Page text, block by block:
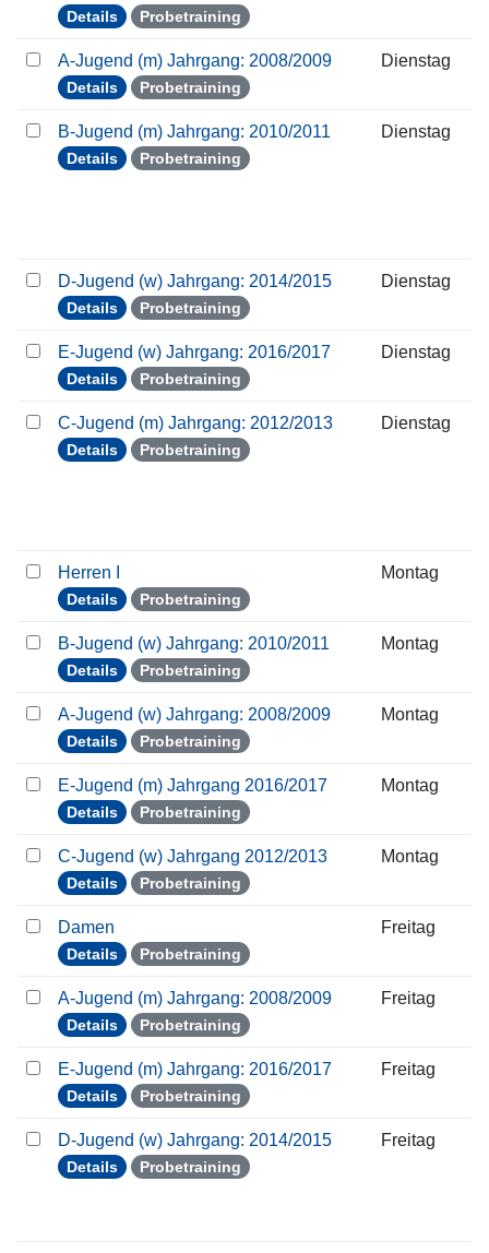
Details Probetraining
A-Jugend (m) Jahrgang: 2008/2009
Details Probetraining
Dienstag
B-Jugend (m) Jahrgang: 2010/2011
Details Probetraining
Dienstag
D-Jugend (w) Jahrgang: 2014/2015
Details Probetraining
Dienstag
E-Jugend (w) Jahrgang: 2016/2017
Details Probetraining
Dienstag
C-Jugend (m) Jahrgang: 2012/2013
Details Probetraining
Dienstag
Herren I
Details Probetraining
Montag
B-Jugend (w) Jahrgang: 2010/2011
Details Probetraining
Montag
A-Jugend (w) Jahrgang: 2008/2009
Details Probetraining
Montag
E-Jugend (m) Jahrgang 2016/2017
Details Probetraining
Montag
C-Jugend (w) Jahrgang 2012/2013
Details Probetraining
Montag
Damen
Details Probetraining
Freitag
A-Jugend (m) Jahrgang: 2008/2009
Details Probetraining
Freitag
E-Jugend (m) Jahrgang: 2016/2017
Details Probetraining
Freitag
D-Jugend (w) Jahrgang: 2014/2015
Details Probetraining
Freitag